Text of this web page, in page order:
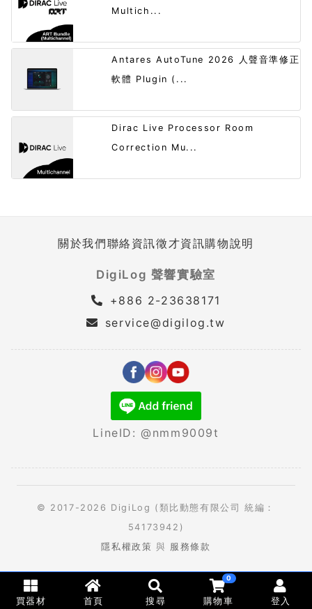
Multich...
Antares AutoTune 2026 人聲音準修正
軟體 Plugin (...
Dirac Live Processor Room
Correction Mu...
關於我們聯絡資訊徵才資訊購物說明
DigiLog 聲響實驗室
+886 2-23638171
service@digilog.tw
LineID: @nmm9009t
© 2017-2026 DigiLog (類比動態有限公司 統編：
54173942)
隱私權政策 與 服務條款
買器材 首頁 搜尋
0
購物車 登入